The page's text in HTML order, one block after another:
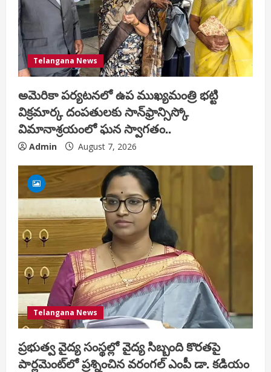
Telangana News
అమెరికా పర్యటనలో ఉప ముఖ్యమంత్రి భట్టి
విక్రమార్క దంపతులకు సాన్‌ఫ్రాన్సిస్కో
విమానాశ్రయంలో ఘన స్వాగతం..
Admin August 7, 2026
Telangana News
ప్రభుత్వ వైద్య సంస్థల్లో వైద్య సిబ్బంది కొరతపై
పార్లమెంట్‌లో ప్రశ్నించిన వరంగల్ ఎంపీ డా. కడియం